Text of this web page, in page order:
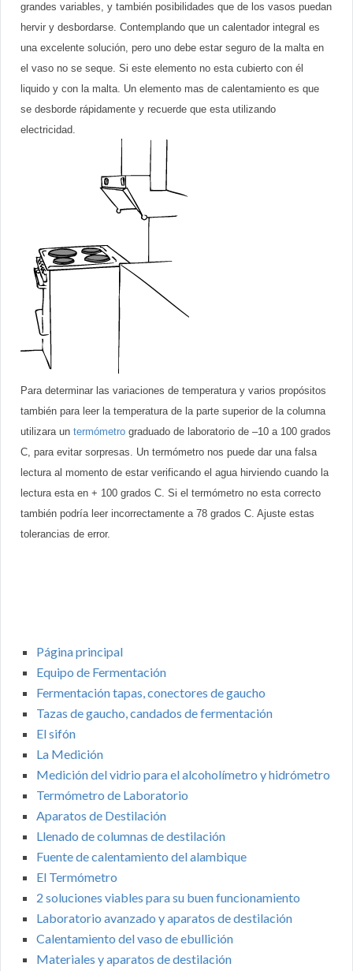
grandes variables, y también posibilidades que de los vasos puedan
hervir y desbordarse. Contemplando que un calentador integral es
una excelente solución, pero uno debe estar seguro de la malta en
el vaso no se seque. Si este elemento no esta cubierto con él
liquido y con la malta. Un elemento mas de calentamiento es que
se desborde rápidamente y recuerde que esta utilizando
electricidad.
Para determinar las variaciones de temperatura y varios propósitos
también para leer la temperatura de la parte superior de la columna
utilizara un termómetro graduado de laboratorio de –10 a 100 grados
C, para evitar sorpresas. Un termómetro nos puede dar una falsa
lectura al momento de estar verificando el agua hirviendo cuando la
lectura esta en + 100 grados C. Si el termómetro no esta correcto
también podría leer incorrectamente a 78 grados C. Ajuste estas
tolerancias de error.
Página principal
Equipo de Fermentación
Fermentación tapas, conectores de gaucho
Tazas de gaucho, candados de fermentación
El sifón
La Medición
Medición del vidrio para el alcoholímetro y hidrómetro
Termómetro de Laboratorio
Aparatos de Destilación
Llenado de columnas de destilación
Fuente de calentamiento del alambique
El Termómetro
2 soluciones viables para su buen funcionamiento
Laboratorio avanzado y aparatos de destilación
Calentamiento del vaso de ebullición
Materiales y aparatos de destilación